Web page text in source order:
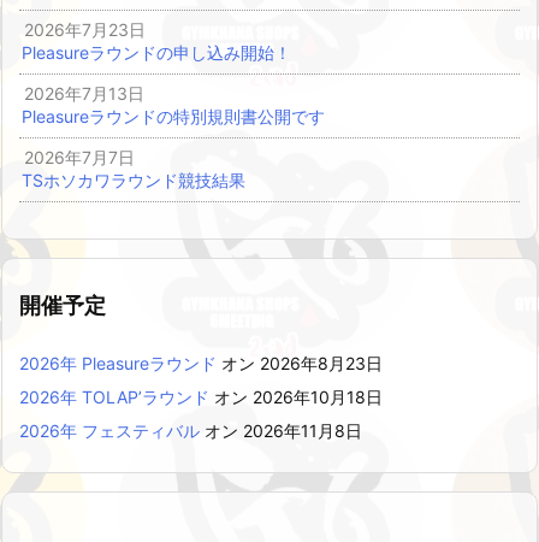
2026年7月23日
Pleasureラウンドの申し込み開始！
2026年7月13日
Pleasureラウンドの特別規則書公開です
2026年7月7日
TSホソカワラウンド競技結果
開催予定
2026年 Pleasureラウンド オン 2026年8月23日
2026年 TOLAP’ラウンド オン 2026年10月18日
2026年 フェスティバル オン 2026年11月8日